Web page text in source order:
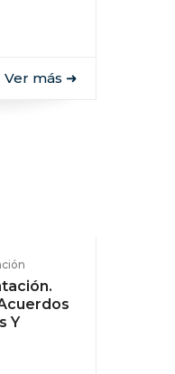
Ver más ➜
Y